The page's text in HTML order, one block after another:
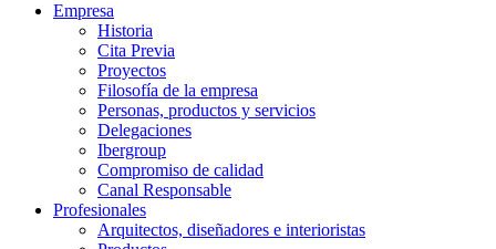
Empresa
Historia
Cita Previa
Proyectos
Filosofía de la empresa
Personas, productos y servicios
Delegaciones
Ibergroup
Compromiso de calidad
Canal Responsable
Profesionales
Arquitectos, diseñadores e interioristas